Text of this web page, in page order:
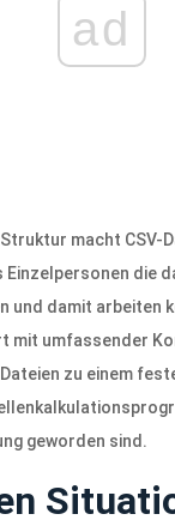
ad
macht CSV-
Einzelpersonen die
und damit arbeiten
mit umfassender
zu einem
geworden sind.